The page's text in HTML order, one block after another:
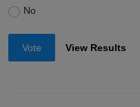
No
Vote View Results